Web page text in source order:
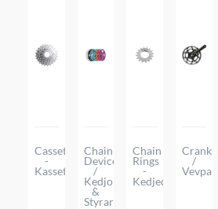
Cassettes
-
Kassetter
Chain
Devices
/
Kedjor
&
Styrare
Chain
Rings
-
Kedjedrev
Cranks
/
Vevparti